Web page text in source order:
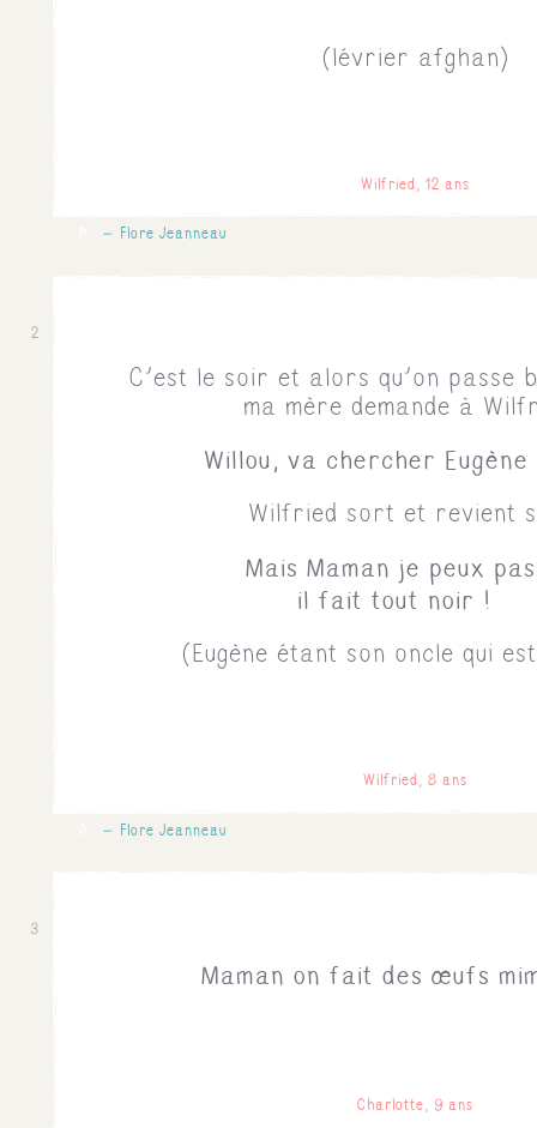
(lévrier afghan)
Wilfried, 12 ans
Flore Jeanneau
C'est le soir et alors qu'on passe
ma mère demande à
Willou, va chercher
Wilfried sort et revient
Mais Maman je peux
il fait tout noir !
(Eugène étant son oncle qui
Wilfried, 8 ans
2
Flore Jeanneau
Maman on fait des œufs
Charlotte, 9 ans
3